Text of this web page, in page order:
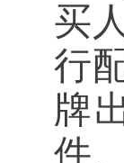
买
行
牌
件